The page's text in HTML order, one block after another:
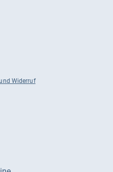
Widerruf